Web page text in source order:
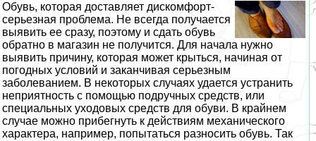
Обувь, которая доставляет дискомфорт-
серьезная проблема. Не всегда получается
выявить ее сразу, поэтому и сдать обувь
обратно в магазин не получится. Для начала нужно
выявить причину, которая может крыться, начиная от
погодных условий и заканчивая серьезным
заболеванием. В некоторых случаях удается устранить
неприятность с помощью подручных средств, или
специальных уходовых средств для обуви. В крайнем
случае можно прибегнуть к действиям механического
хаpaктера, например, попытаться разносить обувь. Так